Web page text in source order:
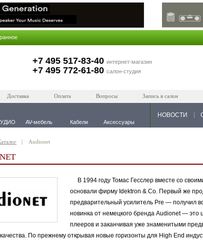
+7 495 517-83-40 интернет-магазин
+7 495 772-61-80 салон-студия
Доставка Оплата Вопросы Запись в салон
AV-мебель Кабели Аксессуары
НОВОСТИ
Audionet
В 1994 году Томас Гесслер вместе со
основали фирму Idektron & Co. Первый же
предварительный усилитель Pre — получил
новинка от немецкого бренда Audionet — это
плееров и заканчивая уже знаменитыми
По прежнему открывая новые горизонты для High End